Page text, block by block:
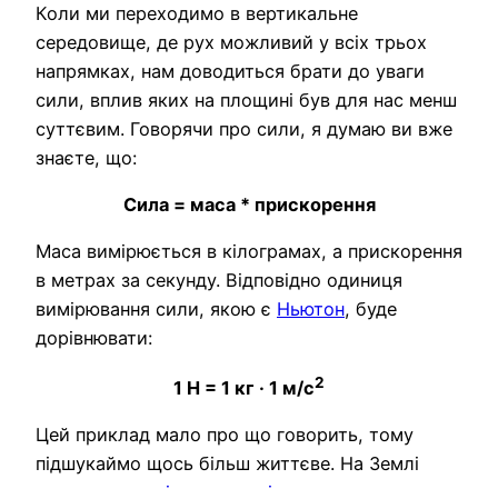
Коли ми переходимо в вертикальне
середовище, де рух можливий у всіх трьох
напрямках, нам доводиться брати до уваги
сили, вплив яких на площині був для нас менш
суттєвим. Говорячи про сили, я думаю ви вже
знаєте, що:
Сила = маса * прискорення
Маса вимірюється в кілограмах, а прискорення
в метрах за секунду. Відповідно одиниця
вимірювання сили, якою є Ньютон, буде
дорівнювати:
1 Н = 1 кг · 1 м/с2
Цей приклад мало про що говорить, тому
підшукаймо щось більш життєве. На Землі